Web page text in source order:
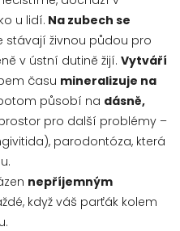
u lidí. Na zubech se
stávají živnou půdou pro
v ústní dutině žijí. Vytváří
času mineralizuje na
působí na dásně,
pro další problémy –
parodontóza, která
nepříjemným
když váš parťák kolem